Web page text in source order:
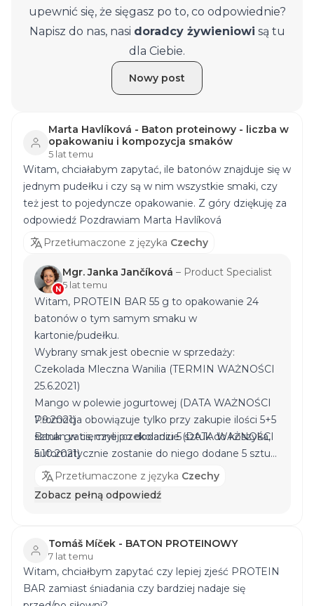
upewnić się, że sięgasz po to, co odpowiednie?
Napisz do nas, nasi doradcy żywieniowi są tu
dla Ciebie.
Nowy post
Marta Havlíková - Baton proteinowy - liczba w
opakowaniu i kompozycja smaków
5 lat temu
Witam, chciałabym zapytać, ile batonów znajduje się w
jednym pudełku i czy są w nim wszystkie smaki, czy
też jest to pojedyncze opakowanie. Z góry dziękuję za
odpowiedź Pozdrawiam Marta Havlíková
Przetłumaczone z języka Czechy
N
Mgr. Janka Jančíková – Product Specialist
5 lat temu
Witam, PROTEIN BAR 55 g to opakowanie 24
batonów o tym samym smaku w
kartonie/pudełku.
Wybrany smak jest obecnie w sprzedaży:
Czekolada Mleczna Wanilia (TERMIN WAŻNOŚCI
25.6.2021)
Mango w polewie jogurtowej (DATA WAŻNOŚCI
7.9.2021)
Banan w ciemnej czekoladzie (DATA WAŻNOŚCI
5.10.2021)
Promocja obowiązuje tylko przy zakupie ilości 5+5
sztuk gratis, czyli po dodaniu 5 sztuk do koszyka,
automatycznie zostanie do niego dodane 5 sztuk
gratis o tym samym smaku. Z poważaniem
Przetłumaczone z języka Czechy
Zobacz pełną odpowiedź
Tomáš Míček - BATON PROTEINOWY
7 lat temu
Witam, chciałbym zapytać czy lepiej zjeść PROTEIN
BAR zamiast śniadania czy bardziej nadaje się